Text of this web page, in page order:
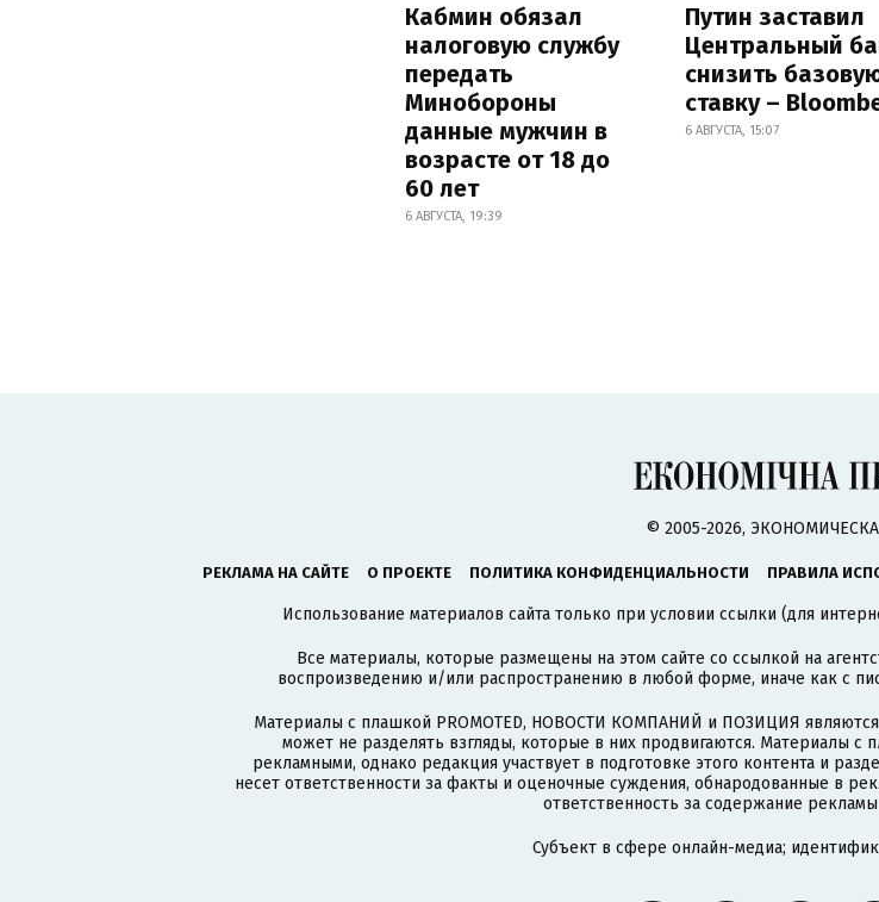
Кабмин обязал
налоговую службу
передать
Минобороны
данные мужчин в
возрасте от 18 до
60 лет
6 АВГУСТА, 19:39
Путин заставил
Центральный
снизить
ставку –
6 АВГУСТА, 15:07
© 2005-2026,
РЕКЛАМА НА САЙТЕ О ПРОЕКТЕ ПОЛИТИКА КОНФИДЕНЦИАЛЬНОСТИ ПРАВИЛА
Использование материалов сайта только при условии ссылки (для
Все материалы, которые размещены на этом сайте со ссылкой на
воспроизведению и/или распространению в любой форме, иначе как с
Материалы с плашкой PROMOTED, НОВОСТИ КОМПАНИЙ и ПОЗИЦИЯ
может не разделять взгляды, которые в них продвигаются. Материалы
рекламными, однако редакция участвует в подготовке этого контента и
несет ответственности за факты и оценочные суждения, обнародованные в
ответственность за содержание
Субъект в сфере онлайн-медиа;